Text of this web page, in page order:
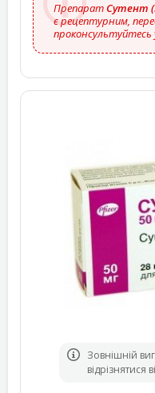
Препарат Сутент
є рецептурним,
проконсультуйтесь
Зовнішній
відрізнятися